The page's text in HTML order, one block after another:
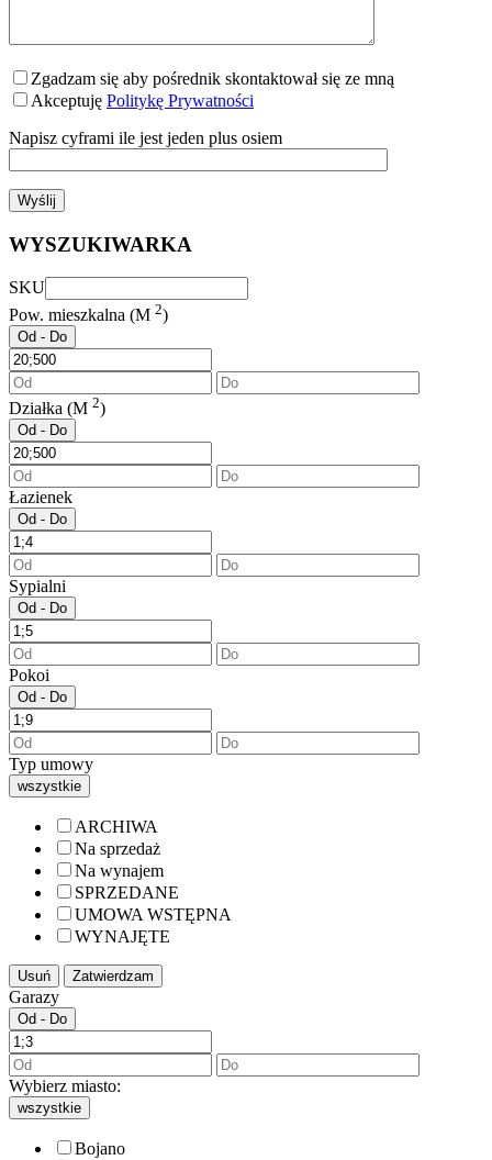
Zgadzam się aby pośrednik skontaktował się ze mną
Akceptuję Politykę Prywatności
Napisz cyframi ile jest jeden plus osiem
WYSZUKIWARKA
SKU
Pow. mieszkalna (M 2)
Od - Do
Działka (M 2)
Od - Do
Łazienek
Od - Do
Sypialni
Od - Do
Pokoi
Od - Do
Typ umowy
wszystkie
ARCHIWA
Na sprzedaż
Na wynajem
SPRZEDANE
UMOWA WSTĘPNA
WYNAJĘTE
Usuń Zatwierdzam
Garazy
Od - Do
Wybierz miasto:
wszystkie
Bojano